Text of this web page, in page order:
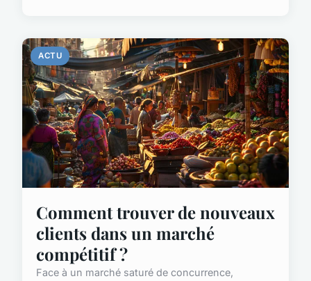
ACTU
Comment trouver de nouveaux
clients dans un marché
compétitif ?
Face à un marché saturé de concurrence,